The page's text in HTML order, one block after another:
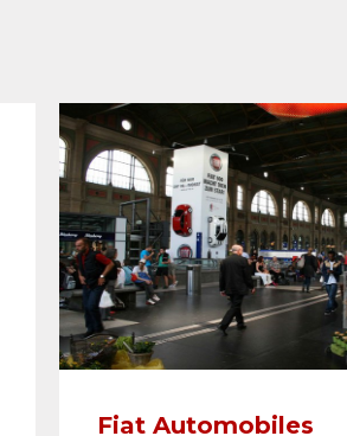
Fiat Automobiles